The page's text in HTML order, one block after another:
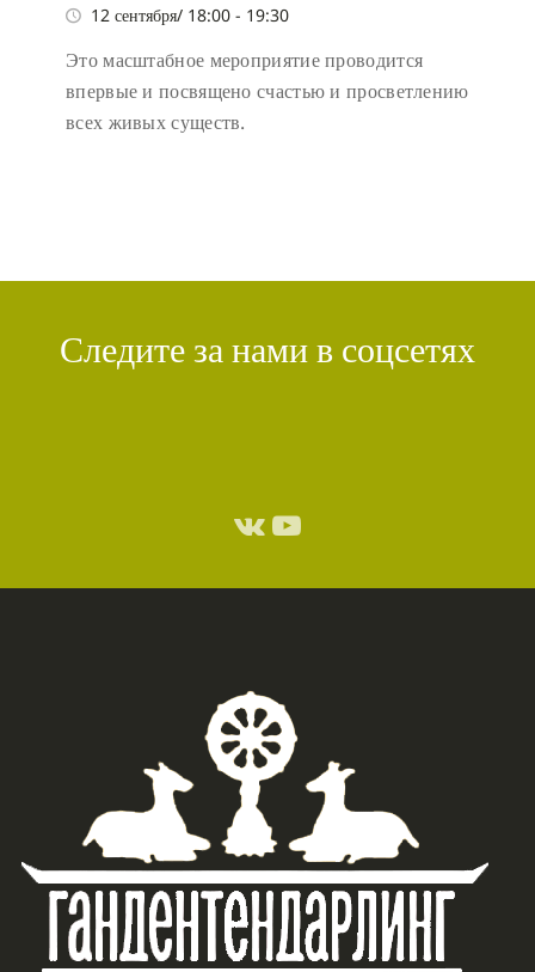
12 сентября/ 18:00 - 19:30
Это масштабное мероприятие проводится
впервые и посвящено счастью и просветлению
всех живых существ.
Следите за нами в соцсетях